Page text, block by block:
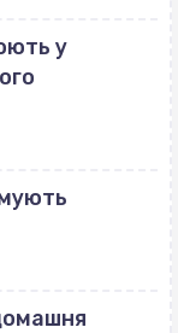
у